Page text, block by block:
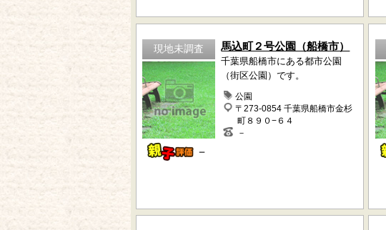
現地未調査
－
馬込町２号公園（船橋市）
千葉県船橋市にある都市公園
（街区公園）です。
公園
〒273-0854 千葉県船橋市金杉
町８９０−６４
－